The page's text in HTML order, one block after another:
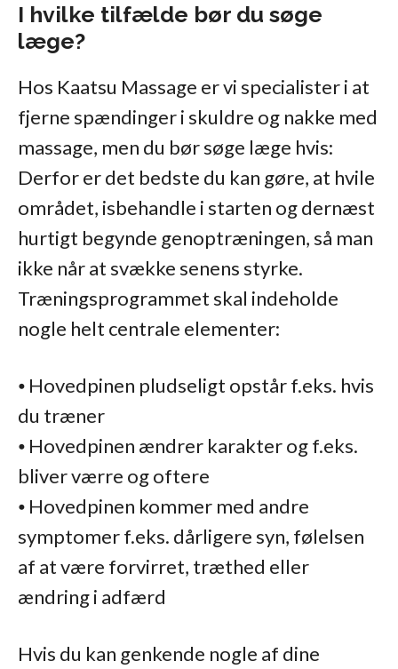
I hvilke tilfælde bør du søge
læge?
Hos Kaatsu Massage er vi specialister i at
fjerne spændinger i skuldre og nakke med
massage, men du bør søge læge hvis:
Derfor er det bedste du kan gøre, at hvile
området, isbehandle i starten og dernæst
hurtigt begynde genoptræningen, så man
ikke når at svække senens styrke.
Træningsprogrammet skal indeholde
nogle helt centrale elementer:
⦁ Hovedpinen pludseligt opstår f.eks. hvis
du træner
⦁ Hovedpinen ændrer karakter og f.eks.
bliver værre og oftere
⦁ Hovedpinen kommer med andre
symptomer f.eks. dårligere syn, følelsen
af at være forvirret, træthed eller
ændring i adfærd
Hvis du kan genkende nogle af dine